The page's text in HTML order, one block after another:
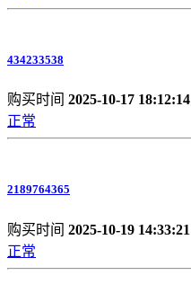
434233538
购买时间 2025-10-17 18:12:14
正常
2189764365
购买时间 2025-10-19 14:33:21
正常